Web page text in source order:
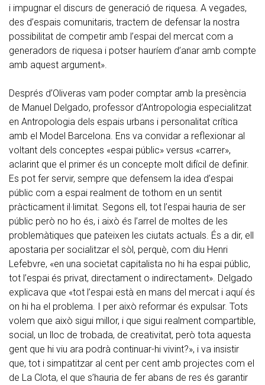
i impugnar el discurs de generació de riquesa. A vegades,
des d’espais comunitaris, tractem de defensar la nostra
possibilitat de competir amb l’espai del mercat com a
generadors de riquesa i potser hauríem d’anar amb compte
amb aquest argument».
Després d’Oliveras vam poder comptar amb la presència
de Manuel Delgado, professor d’Antropologia especialitzat
en Antropologia dels espais urbans i personalitat crítica
amb el Model Barcelona. Ens va convidar a reflexionar al
voltant dels conceptes «espai públic» versus «carrer»,
aclarint que el primer és un concepte molt difícil de definir.
Es pot fer servir, sempre que defensem la idea d’espai
públic com a espai realment de tothom en un sentit
pràcticament il·limitat. Segons ell, tot l’espai hauria de ser
públic però no ho és, i això és l’arrel de moltes de les
problemàtiques que pateixen les ciutats actuals. És a dir, ell
apostaria per socialitzar el sòl, perquè, com diu Henri
Lefebvre, «en una societat capitalista no hi ha espai públic,
tot l’espai és privat, directament o indirectament». Delgado
explicava que «tot l’espai està en mans del mercat i aquí és
on hi ha el problema. I per això reformar és expulsar. Tots
volem que això sigui millor, i que sigui realment compartible,
social, un lloc de trobada, de creativitat, però tota aquesta
gent que hi viu ara podrà continuar-hi vivint?», i va insistir
que, tot i simpatitzar al cent per cent amb projectes com el
de La Clota, el que s’hauria de fer abans de res és garantir